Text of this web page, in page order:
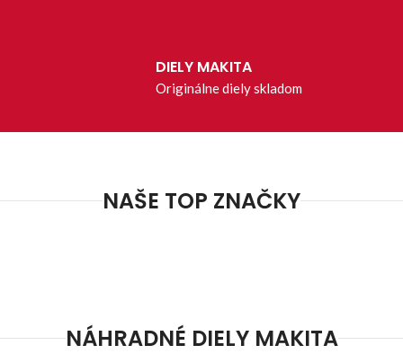
DIELY MAKITA
Originálne diely skladom
NAŠE TOP ZNAČKY
NÁHRADNÉ DIELY MAKITA